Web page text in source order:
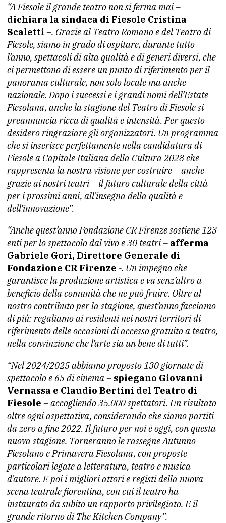
“A Fiesole il grande teatro non si ferma mai –
dichiara la sindaca di Fiesole Cristina
Scaletti –. Grazie al Teatro Romano e del Teatro di
Fiesole, siamo in grado di ospitare, durante tutto
l’anno, spettacoli di alta qualità e di generi diversi, che
ci permettono di essere un punto di riferimento per il
panorama culturale, non solo locale ma anche
nazionale. Dopo i successi e i grandi nomi dell’Estate
Fiesolana, anche la stagione del Teatro di Fiesole si
preannuncia ricca di qualità e intensità. Per questo
desidero ringraziare gli organizzatori. Un programma
che si inserisce perfettamente nella candidatura di
Fiesole a Capitale Italiana della Cultura 2028 che
rappresenta la nostra visione per costruire – anche
grazie ai nostri teatri – il futuro culturale della città
per i prossimi anni, all’insegna della qualità e
dell’innovazione”.
“Anche quest’anno Fondazione CR Firenze sostiene 123
enti per lo spettacolo dal vivo e 30 teatri – afferma
Gabriele Gori, Direttore Generale di
Fondazione CR Firenze -. Un impegno che
garantisce la produzione artistica e va senz’altro a
beneficio della comunità che ne può fruire. Oltre al
nostro contributo per la stagione, quest’anno facciamo
di più: regaliamo ai residenti nei nostri territori di
riferimento delle occasioni di accesso gratuito a teatro,
nella convinzione che l’arte sia un bene di tutti”.
“Nel 2024/2025 abbiamo proposto 130 giornate di
spettacolo e 65 di cinema – spiegano Giovanni
Vernassa e Claudio Bertini del Teatro di
Fiesole – accogliendo 35.000 spettatori. Un risultato
oltre ogni aspettativa, considerando che siamo partiti
da zero a fine 2022. Il futuro per noi è oggi, con questa
nuova stagione. Torneranno le rassegne Autunno
Fiesolano e Primavera Fiesolana, con proposte
particolari legate a letteratura, teatro e musica
d’autore. E poi i migliori attori e registi della nuova
scena teatrale fiorentina, con cui il teatro ha
instaurato da subito un rapporto privilegiato. E il
grande ritorno di The Kitchen Company”.